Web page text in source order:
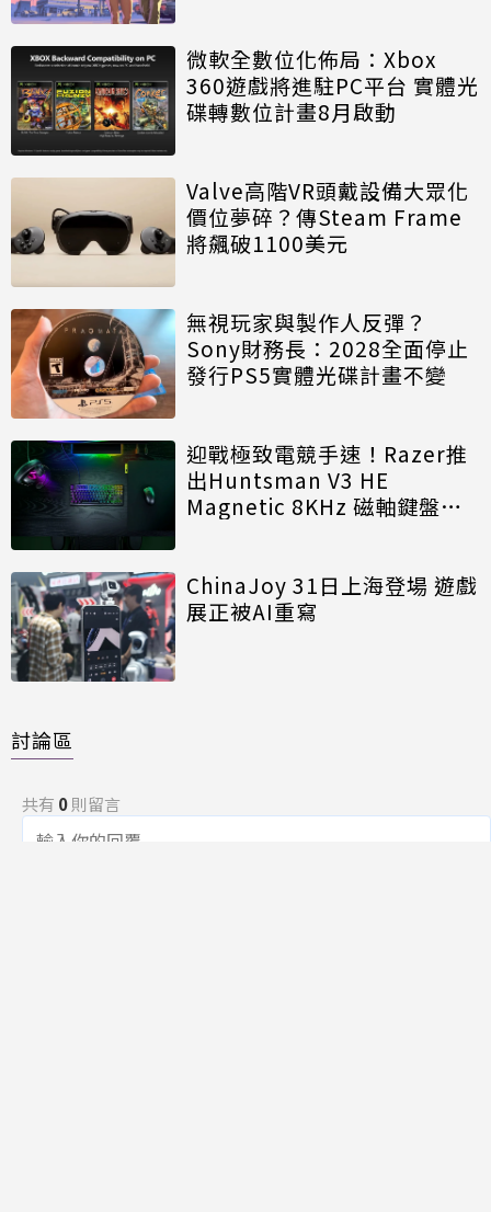
微軟全數位化佈局：Xbox
360遊戲將進駐PC平台 實體光
碟轉數位計畫8月啟動
Valve高階VR頭戴設備大眾化
價位夢碎？傳Steam Frame
將飆破1100美元
無視玩家與製作人反彈？
Sony財務長：2028全面停止
發行PS5實體光碟計畫不變
迎戰極致電競手速！Razer推
出Huntsman V3 HE
Magnetic 8KHz 磁軸鍵盤效
ChinaJoy 31日上海登場 遊戲
展正被AI重寫
討論區
共有 0則留言